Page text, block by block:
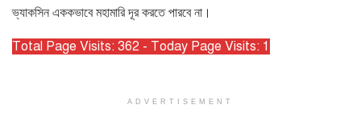
ভ্যাকসিন এককভাবে মহামারি দূর করতে পারবে না।
Total Page Visits: 362 - Today Page Visits: 1
ADVERTISEMENT